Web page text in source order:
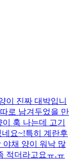
이 진짜 대박입니
로 남겨두었을 만
훅 나는데 고기
요~!특히 계란후
야채 양이 워낙 많
적더라고요ㅠ.ㅠ